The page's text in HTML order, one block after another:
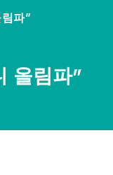
파"
올림파"